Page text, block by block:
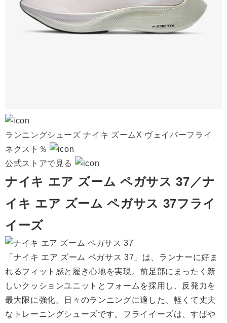
ランニングシューズ ナイキ ズームX ヴェイパーフライ
ネクスト％
公式ストアで見る
ナイキ エア ズーム ペガサス 37／ナ
イキ エア ズーム ペガサス 37フライ
イーズ
「ナイキ エア ズーム ペガサス 37」は、ランナーに好ま
れるフィット感と履き心地を実現。前足部にまったく新
しいクッションユニットとフォームを採用し、反発力を
最大限に強化。日々のランニングに適した、軽くて丈夫
なトレーニングシューズです。フライイーズは、すばや